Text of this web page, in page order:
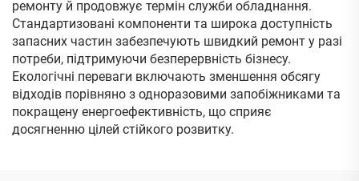
ремонту й продовжує термін служби обладнання.
Стандартизовані компоненти та широка доступність
запасних частин забезпечують швидкий ремонт у разі
потреби, підтримуючи безперервність бізнесу.
Екологічні переваги включають зменшення обсягу
відходів порівняно з одноразовими запобіжниками та
покращену енергоефективність, що сприяє
досягненню цілей стійкого розвитку.